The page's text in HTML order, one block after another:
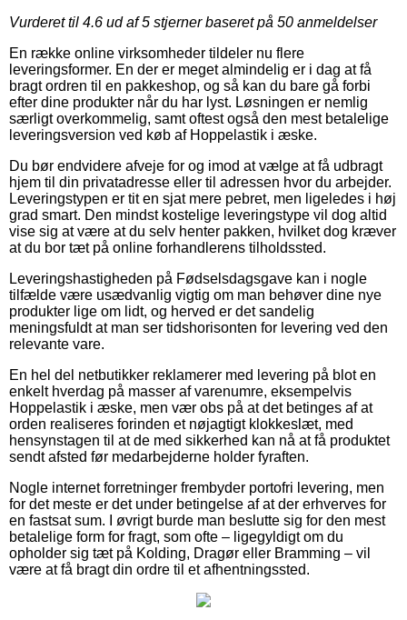
Vurderet til 4.6 ud af 5 stjerner baseret på 50 anmeldelser
En række online virksomheder tildeler nu flere
leveringsformer. En der er meget almindelig er i dag at få
bragt ordren til en pakkeshop, og så kan du bare gå forbi
efter dine produkter når du har lyst. Løsningen er nemlig
særligt overkommelig, samt oftest også den mest betalelige
leveringsversion ved køb af Hoppelastik i æske.
Du bør endvidere afveje for og imod at vælge at få udbragt
hjem til din privatadresse eller til adressen hvor du arbejder.
Leveringstypen er tit en sjat mere pebret, men ligeledes i høj
grad smart. Den mindst kostelige leveringstype vil dog altid
vise sig at være at du selv henter pakken, hvilket dog kræver
at du bor tæt på online forhandlerens tilholdssted.
Leveringshastigheden på Fødselsdagsgave kan i nogle
tilfælde være usædvanlig vigtig om man behøver dine nye
produkter lige om lidt, og herved er det sandelig
meningsfuldt at man ser tidshorisonten for levering ved den
relevante vare.
En hel del netbutikker reklamerer med levering på blot en
enkelt hverdag på masser af varenumre, eksempelvis
Hoppelastik i æske, men vær obs på at det betinges af at
orden realiseres forinden et nøjagtigt klokkeslæt, med
hensynstagen til at de med sikkerhed kan nå at få produktet
sendt afsted før medarbejderne holder fyraften.
Nogle internet forretninger frembyder portofri levering, men
for det meste er det under betingelse af at der erhverves for
en fastsat sum. I øvrigt burde man beslutte sig for den mest
betalelige form for fragt, som ofte – ligegyldigt om du
opholder sig tæt på Kolding, Dragør eller Bramming – vil
være at få bragt din ordre til et afhentningssted.